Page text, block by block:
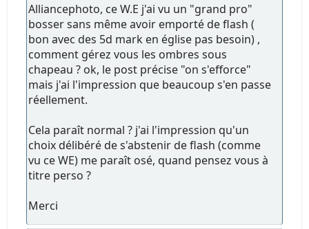
Alliancephoto, ce W.E j'ai vu un "grand pro"
bosser sans même avoir emporté de flash (
bon avec des 5d mark en église pas besoin) ,
comment gérez vous les ombres sous
chapeau ? ok, le post précise "on s'efforce"
mais j'ai l'impression que beaucoup s'en passe
réellement.
Cela paraît normal ? j'ai l'impression qu'un
choix délibéré de s'abstenir de flash (comme
vu ce WE) me paraît osé, quand pensez vous à
titre perso ?
Merci